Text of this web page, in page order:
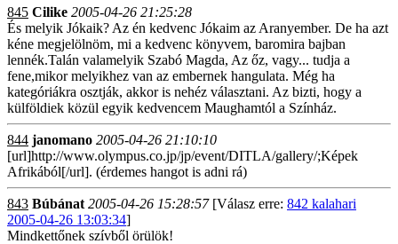
845 Cilike 2005-04-26 21:25:28
És melyik Jókaik? Az én kedvenc Jókaim az Aranyember. De ha azt
kéne megjelölnöm, mi a kedvenc könyvem, baromira bajban
lennék.Talán valamelyik Szabó Magda, Az őz, vagy... tudja a
fene,mikor melyikhez van az embernek hangulata. Még ha
kategóriákra osztják, akkor is nehéz választani. Az bizti, hogy a
külföldiek közül egyik kedvencem Maughamtól a Színház.
844 janomano 2005-04-26 21:10:10
[url]http://www.olympus.co.jp/jp/event/DITLA/gallery/;Képek
Afrikából[/url]. (érdemes hangot is adni rá)
843 Búbánat 2005-04-26 15:28:57[Válasz erre: 842 kalahari
2005-04-26 13:03:34]
Mindkettőnek szívből örülök!